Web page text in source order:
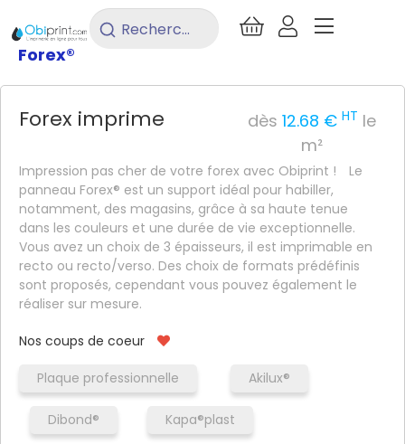
Rechercher
/ Signalétique / Panneau rigide
Forex®
Forex imprime dès 12.68 € HT le
m²
Impression pas cher de votre forex avec Obiprint !
Le
panneau Forex® est un support idéal pour habiller,
notamment, des magasins, grâce à sa haute tenue
dans les couleurs et une durée de vie exceptionnelle.
Vous avez un choix de 3 épaisseurs, il est imprimable en
recto ou recto/verso. Des choix de formats prédéfinis
sont proposés, cependant vous pouvez également le
réaliser sur mesure.
Nos coups de coeur
Plaque professionnelle Akilux®
Dibond® Kapa®plast